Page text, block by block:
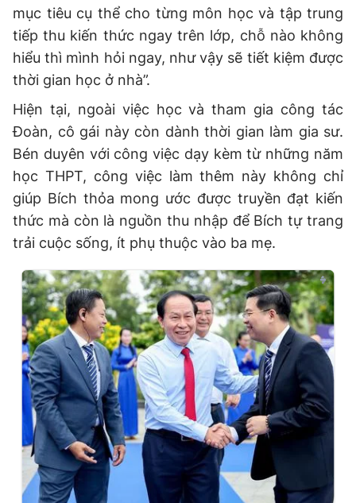
mục tiêu cụ thể cho từng môn học và tập trung
tiếp thu kiến thức ngay trên lớp, chỗ nào không
hiểu thì mình hỏi ngay, như vậy sẽ tiết kiệm được
thời gian học ở nhà”.
Hiện tại, ngoài việc học và tham gia công tác
Đoàn, cô gái này còn dành thời gian làm gia sư.
Bén duyên với công việc dạy kèm từ những năm
học THPT, công việc làm thêm này không chỉ
giúp Bích thỏa mong ước được truyền đạt kiến
thức mà còn là nguồn thu nhập để Bích tự trang
trải cuộc sống, ít phụ thuộc vào ba mẹ.